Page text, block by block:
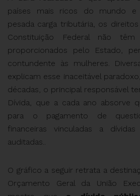
países mais ricos do mundo
pesada carga tributária, os
Constituição Federal não têm
proporcionados pelo Estado,
contundente às mulheres.
explicam esse inaceitável
décadas, o principal responsável
Dívida, que a cada ano absorve
para o pagamento de
financeiras vinculadas a
auditadas..
O gráfico a seguir retrata a
Orçamento Geral da União